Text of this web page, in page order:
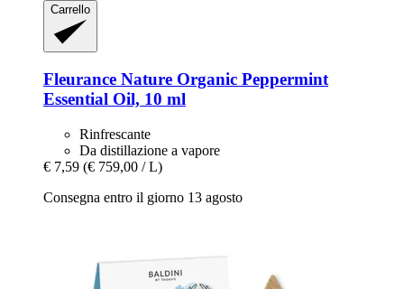
Carrello
Fleurance Nature Organic Peppermint
Essential Oil, 10 ml
Rinfrescante
Da distillazione a vapore
€ 7,59 (€ 759,00 / L)
Consegna entro il giorno 13 agosto